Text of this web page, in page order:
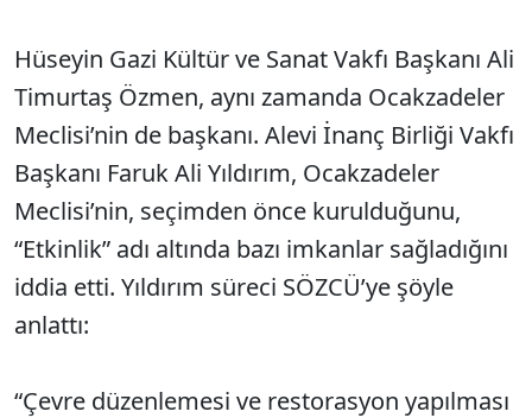
Hüseyin Gazi Kültür ve Sanat Vakfı Başkanı Ali
Timurtaş Özmen, aynı zamanda Ocakzadeler
Meclisi’nin de başkanı. Alevi İnanç Birliği Vakfı
Başkanı Faruk Ali Yıldırım, Ocakzadeler
Meclisi’nin, seçimden önce kurulduğunu,
“Etkinlik” adı altında bazı imkanlar sağladığını
iddia etti. Yıldırım süreci SÖZCÜ’ye şöyle
anlattı:
“Çevre düzenlemesi ve restorasyon yapılması